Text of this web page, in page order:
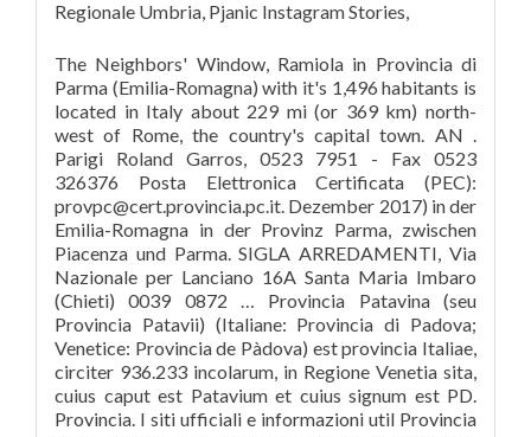
Regionale Umbria, Pjanic Instagram Stories,
The Neighbors' Window, Ramiola in Provincia di
Parma (Emilia-Romagna) with it's 1,496 habitants is
located in Italy about 229 mi (or 369 km) north-
west of Rome, the country's capital town. AN .
Parigi Roland Garros, 0523 7951 - Fax 0523
326376 Posta Elettronica Certificata (PEC):
provpc@cert.provincia.pc.it. Dezember 2017) in der
Emilia-Romagna in der Provinz Parma, zwischen
Piacenza und Parma. SIGLA ARREDAMENTI, Via
Nazionale per Lanciano 16A Santa Maria Imbaro
(Chieti) 0039 0872 … Provincia Patavina (seu
Provincia Patavii) (Italiane: Provincia di Padova;
Venetice: Provincia de Pàdova) est provincia Italiae,
circiter 936.233 incolarum, in Regione Venetia sita,
cuius caput est Patavium et cuius signum est PD.
Provincia. I siti ufficiali e informazioni util Provincia